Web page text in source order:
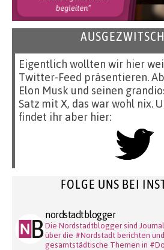
Eigentlich wollten wir hier
Twitter-Feed präsentieren.
Elon Musk und seinen
Satz mit X, das war wohl nix.
findet ihr aber hier:
FOLGE UNS BEI
nordstadtblogger
Die Nordstadtblogger sind
über die #Nordstadt berichten
gesamtstädtische Themen in